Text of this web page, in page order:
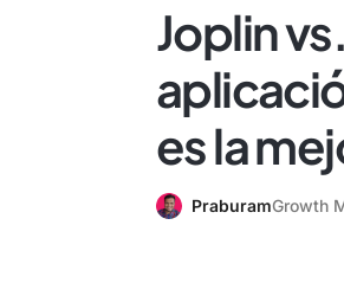
Joplin
es la
PraburamGrowth